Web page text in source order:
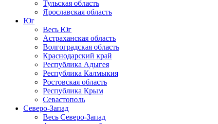
Тульская область
Ярославская область
Юг
Весь Юг
Астраханская область
Волгоградская область
Краснодарский край
Республика Адыгея
Республика Калмыкия
Ростовская область
Республика Крым
Севастополь
Северо-Запад
Весь Северо-Запад